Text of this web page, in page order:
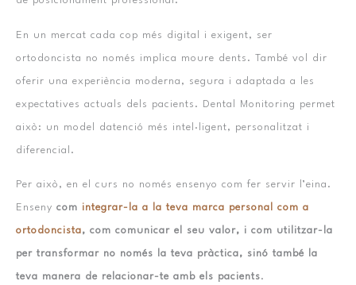
En un mercat cada cop més digital i exigent, ser
ortodoncista no només implica moure dents. També vol dir
oferir una experiència moderna, segura i adaptada a les
expectatives actuals dels pacients. Dental Monitoring permet
això: un model datenció més intel·ligent, personalitzat i
diferencial.
Per això, en el curs no només ensenyo com fer servir l’eina.
Enseny com integrar-la a la teva marca personal com a
ortodoncista, com comunicar el seu valor, i com utilitzar-la
per transformar no només la teva pràctica, sinó també la
teva manera de relacionar-te amb els pacients.